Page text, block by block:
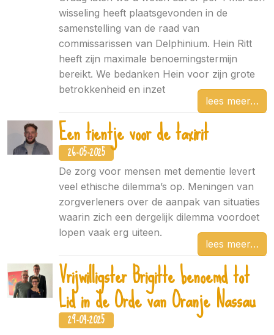
wisseling heeft plaatsgevonden in de
samenstelling van de raad van
commissarissen van Delphinium. Hein Ritt
heeft zijn maximale benoemingstermijn
bereikt. We bedanken Hein voor zijn grote
betrokkenheid en inzet
lees meer
Een tientje voor de taxirit
26-05-2025
De zorg voor mensen met dementie levert
veel ethische dilemma’s op. Meningen van
zorgverleners over de aanpak van situaties
waarin zich een dergelijk dilemma voordoet
lopen vaak erg uiteen.
lees meer
Vrijwilligster Brigitte benoemd tot
Lid in de Orde van Oranje Nassau
29-04-2025